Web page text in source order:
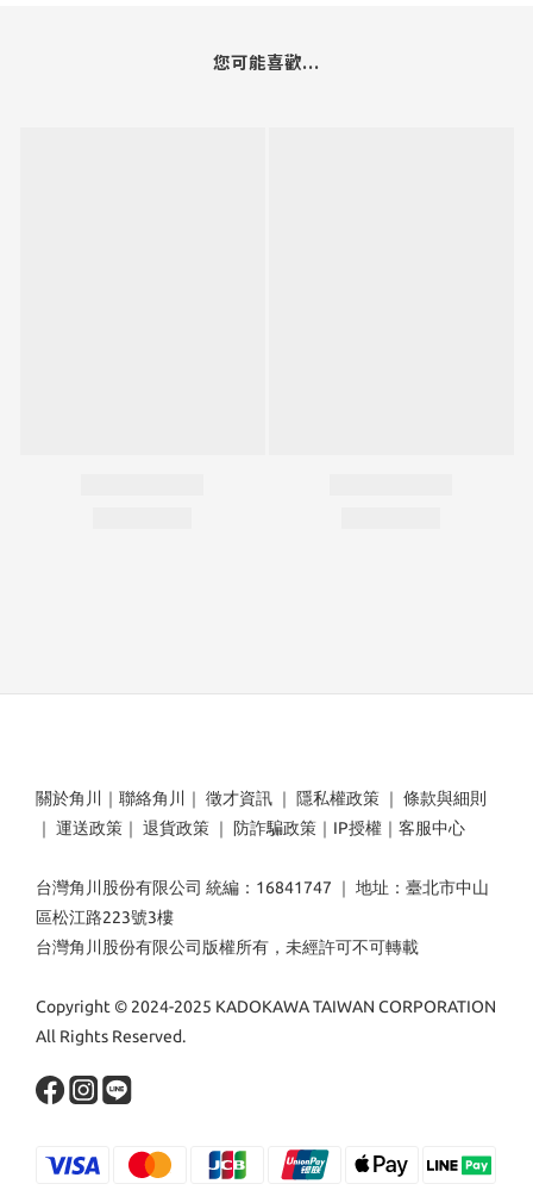
您可能喜歡...
關於角川 ｜ 聯絡角川 ｜ 徵才資訊 ｜ 隱私權政策 ｜ 條款與細則
｜ 運送政策 ｜ 退貨政策 ｜ 防詐騙政策 ｜ IP授權 ｜ 客服中心
台灣角川股份有限公司 統編：16841747 ｜ 地址：臺北市中山
區松江路223號3樓
台灣角川股份有限公司版權所有，未經許可不可轉載
Copyright © 2024-2025 KADOKAWA TAIWAN CORPORATION
All Rights Reserved.